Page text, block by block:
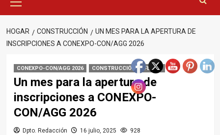
principal
HOGAR CONSTRUCCIÓN
UN MES PARA LA APERTURA DE
INSCRIPCIONES A CONEXPO-CON/AGG 2026
CONEXPO-CON/AGG 2026 CONSTRUCCIÓN FERIAS
Un mes para la apertura de
inscripciones a CONEXPO-
CON/AGG 2026
Dpto. Redacción 16 julio, 2025 928